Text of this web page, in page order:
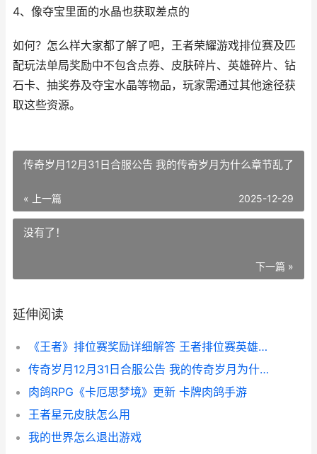
4、像夺宝里面的水晶也获取差点的
如何？怎么样大家都了解了吧，王者荣耀游戏排位赛及匹
配玩法单局奖励中不包含点券、皮肤碎片、英雄碎片、钻
石卡、抽奖券及夺宝水晶等物品，玩家需通过其他途径获
取这些资源。
传奇岁月12月31日合服公告 我的传奇岁月为什么章节乱了
« 上一篇 2025-12-29
没有了！
下一篇 »
延伸阅读
《王者》排位赛奖励详细解答 王者排位赛英雄熟练多少可以上排位
传奇岁月12月31日合服公告 我的传奇岁月为什么章节乱了
肉鸽RPG《卡厄思梦境》更新 卡牌肉鸽手游
王者星元皮肤怎么用
我的世界怎么退出游戏